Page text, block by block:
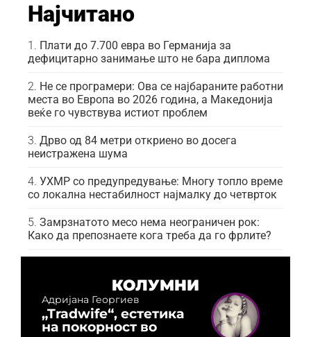
Најчитано
Плати до 7.700 евра во Германија за
дефицитарно занимање што не бара диплома
Не се програмери: Ова се најбараните работни
места во Европа во 2026 година, а Македонија
веќе го чувствува истиот проблем
Дрво од 84 метри откриено во досега
неистражена шума
УХМР со предупредување: Многу топло време
со локална нестабилност најмалку до четврток
Замрзнатото месо нема неограничен рок:
Како да препознаете кога треба да го фрлите?
КОЛУМНИ
Адријана Георгиев
„Tradwife“, естетика
на покорност во